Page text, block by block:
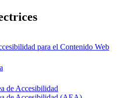
para el Contenido Web
de Accesibilidad